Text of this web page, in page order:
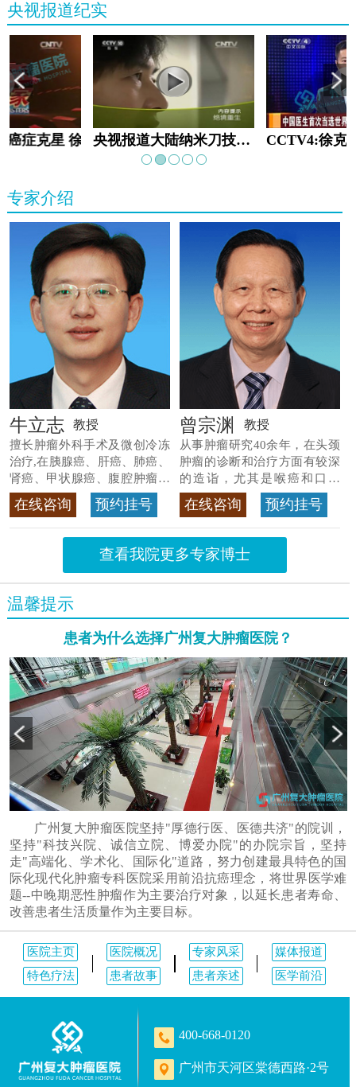
央视报道纪实
癌症克星 徐克成 央视报道大陆纳米刀技术手术：绝境重生
专家介绍
牛立志 教授
擅长肿瘤外科手术及微创冷冻
治疗,在胰腺癌、肝癌、肺癌、
肾癌、甲状腺癌、腹腔肿瘤等
>>查看专家详情
在线咨询 预约挂号
曾宗渊 教授
从事肿瘤研究40余年，在头颈
肿瘤的诊断和治疗方面有较深
的造诣，尤其是喉癌和口腔
癌，迄今仍是广东喉癌单病种
首席专家>>查看专家详情
在线咨询 预约挂号
查看我院更多专家博士
温馨提示
患者为什么选择广州复大肿瘤医院？
广州复大肿瘤医院坚持"厚德行医、医德共济"的院训，
坚持"科技兴院、诚信立院、博爱办院"的办院宗旨，坚持
走"高端化、学术化、国际化"道路，努力创建最具特色的国
际化现代化肿瘤专科医院采用前沿抗癌理念，将世界医学难
题--中晚期恶性肿瘤作为主要治疗对象，以延长患者寿命、
改善患者生活质量作为主要目标。
医院主页 医院概况 专家风采
媒体报道
特色疗法
患者故事 患者亲述 医学前沿
400-668-0120
广州市天河区棠德西路·2号